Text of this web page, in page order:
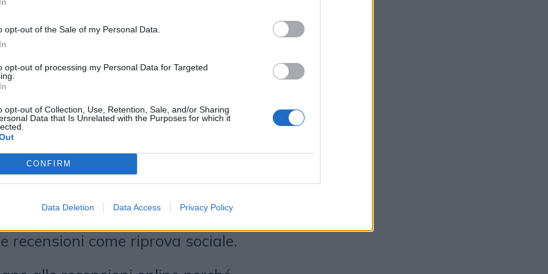
opt-out of the Sale of my Personal Data.
opt-out of processing my Personal Data for Targeted
opt-out of Collection, Use, Retention, Sale, and/or Sharing
Data that Is Unrelated with the Purposes for which it
CONFIRM
Data Deletion Data Access Privacy Policy
nei diversi canali di marketing
ad aumentare le
tempo.
valutazioni rafforzano la
sempre più delle recensioni
e molti di loro leggono fino a
del loro processo di
ogni azienda dovrebbe utilizzare
recensioni come riprova sociale.